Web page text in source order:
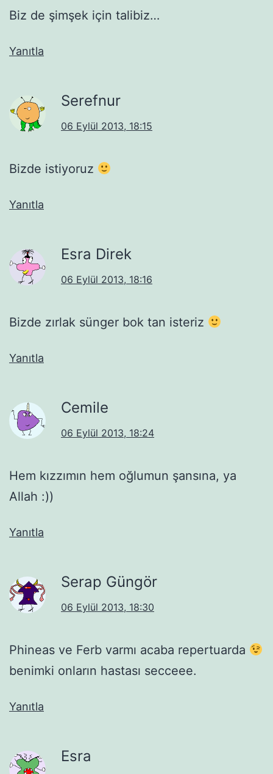
Biz de şimşek için talibiz…
Yanıtla
Serefnur
06 Eylül 2013, 18:15
Bizde istiyoruz
Yanıtla
Esra Direk
06 Eylül 2013, 18:16
Bizde zırlak sünger bok tan isteriz
Yanıtla
Cemile
06 Eylül 2013, 18:24
Hem kızzımın hem oğlumun şansına, ya
Allah :))
Yanıtla
Serap Güngör
06 Eylül 2013, 18:30
Phineas ve Ferb varmı acaba repertuarda
benimki onların hastası secceee.
Yanıtla
Esra